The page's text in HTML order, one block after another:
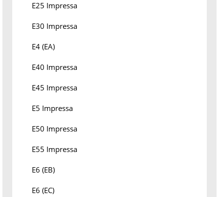
E25 Impressa
E30 Impressa
E4 (EA)
E40 Impressa
E45 Impressa
E5 Impressa
E50 Impressa
E55 Impressa
E6 (EB)
E6 (EC)